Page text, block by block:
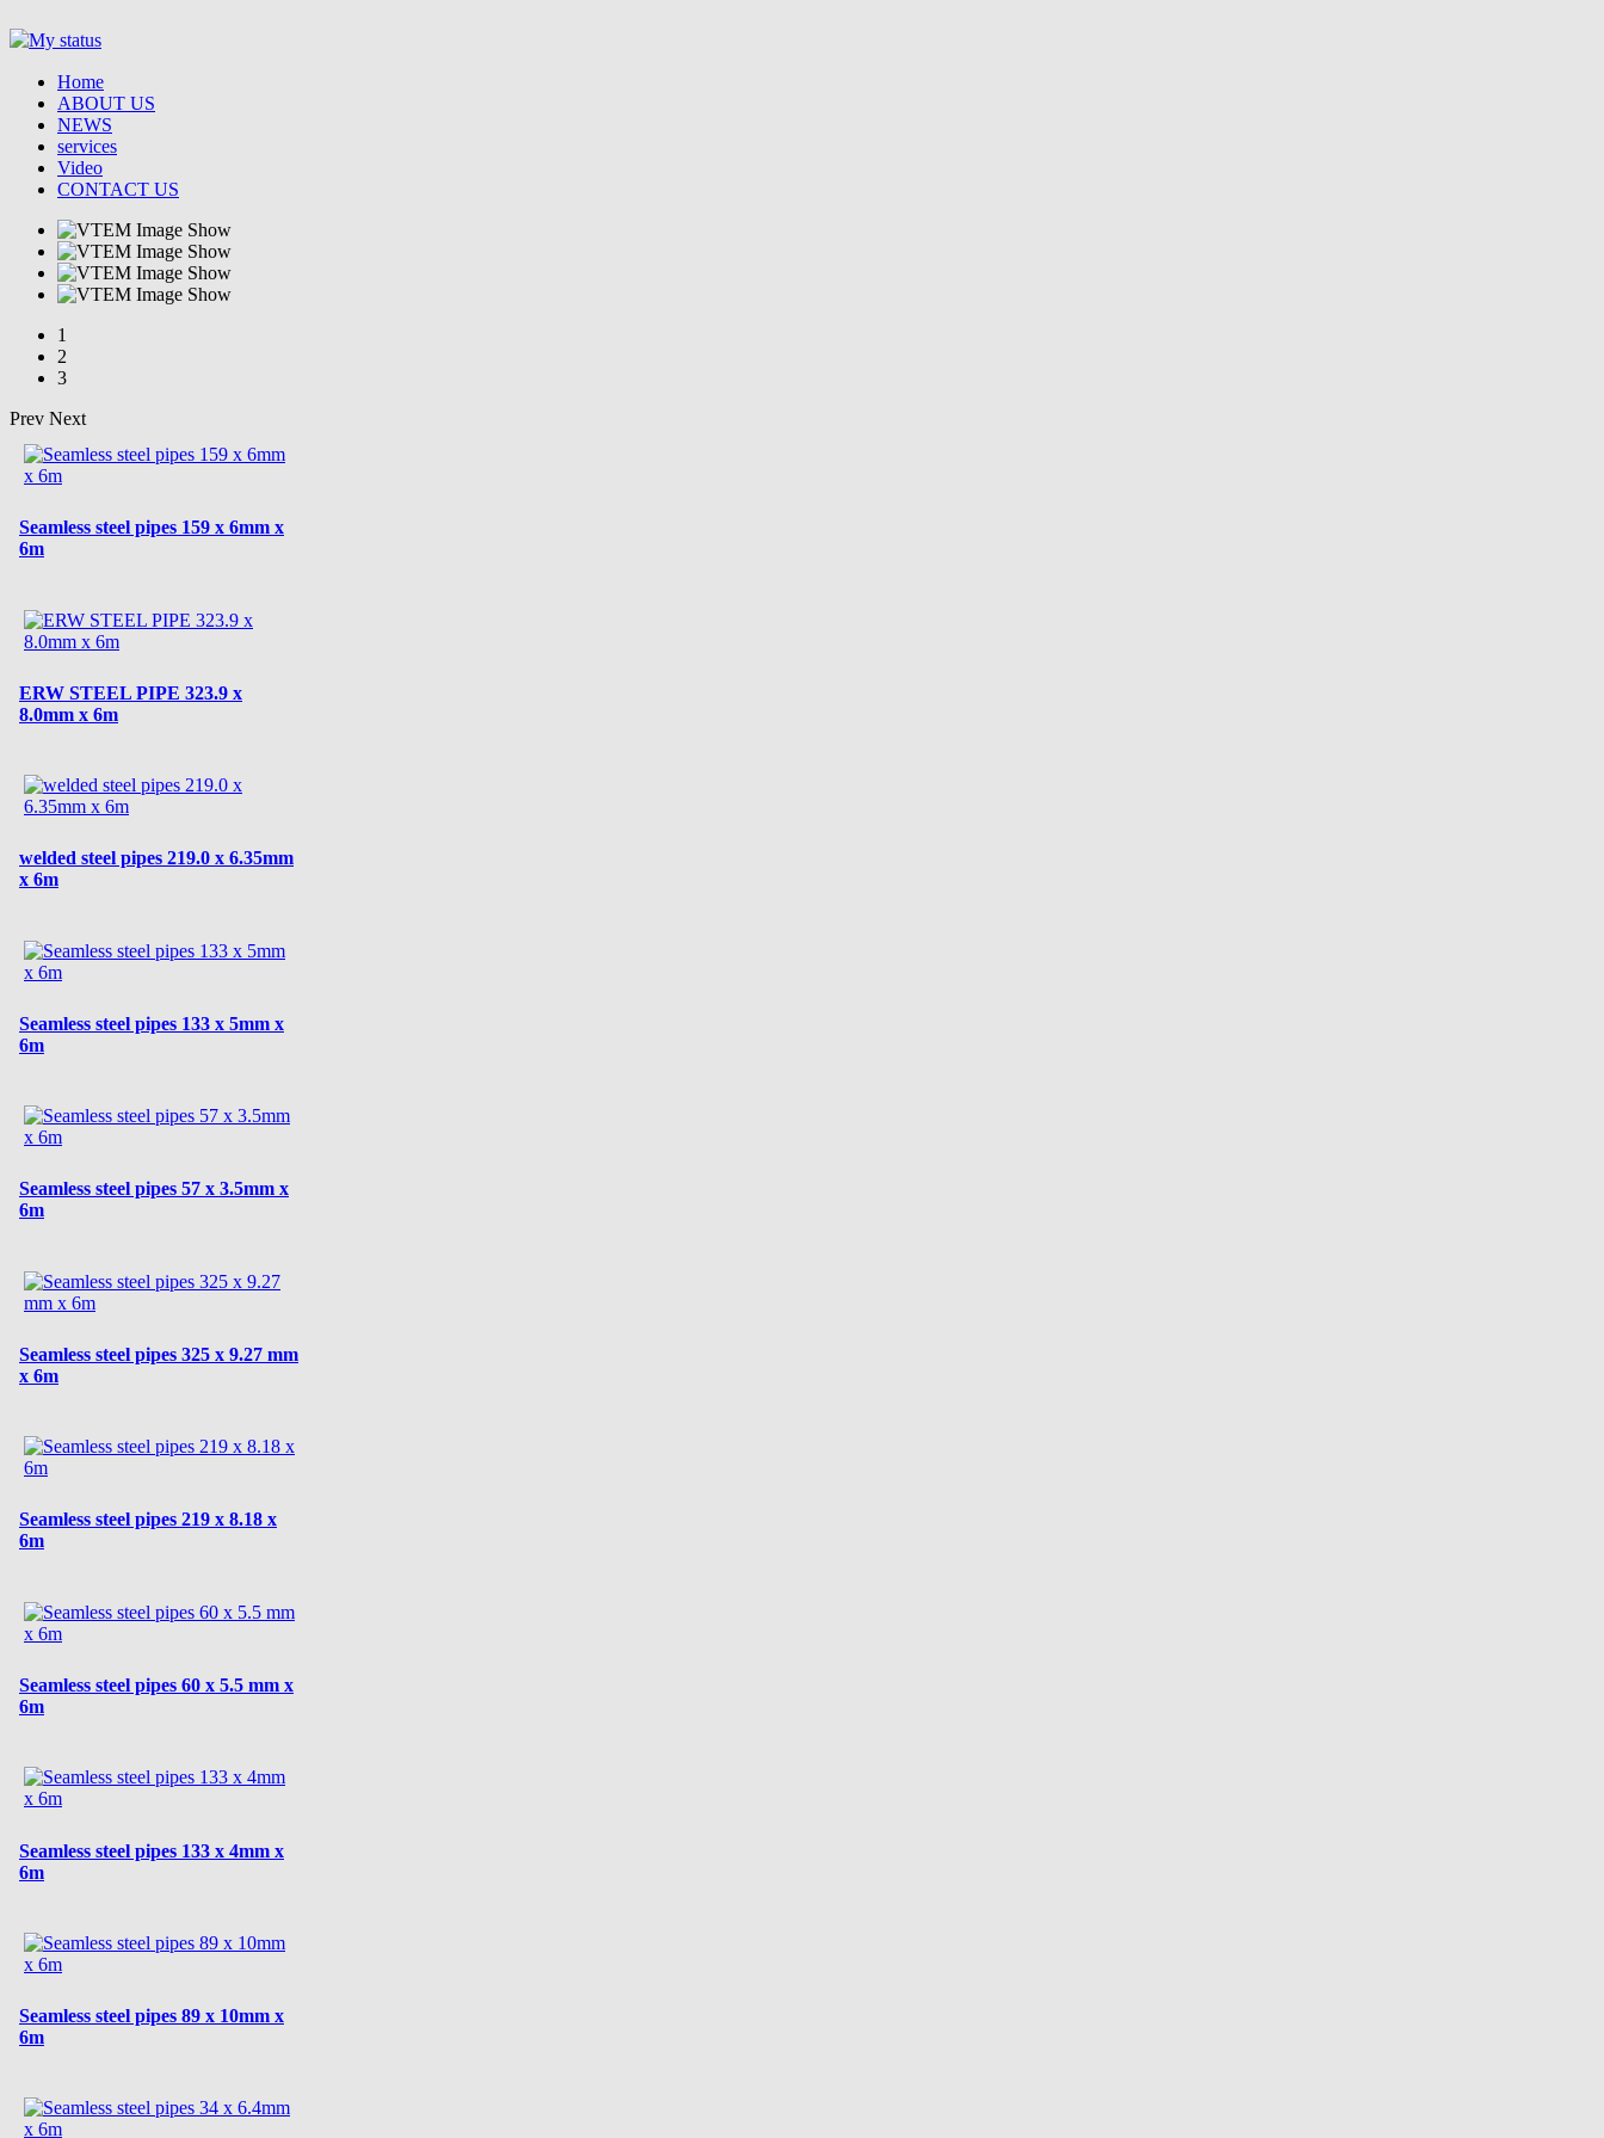
Home
ABOUT US
NEWS
services
Video
CONTACT US
1
2
3
Prev Next
Seamless steel pipes 159 x 6mm x
6m
ERW STEEL PIPE 323.9 x
8.0mm x 6m
welded steel pipes 219.0 x 6.35mm
x 6m
Seamless steel pipes 133 x 5mm x
6m
Seamless steel pipes 57 x 3.5mm x
6m
Seamless steel pipes 325 x 9.27 mm
x 6m
Seamless steel pipes 219 x 8.18 x
6m
Seamless steel pipes 60 x 5.5 mm x
6m
Seamless steel pipes 133 x 4mm x
6m
Seamless steel pipes 89 x 10mm x
6m